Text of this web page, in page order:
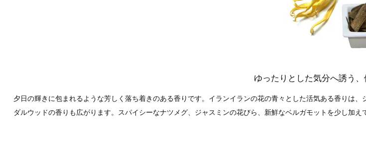
ゆったりとした気分へ誘う、
夕日の輝きに包まれるような芳しく落ち着きのある香りです。イランイランの花の青々とした活気ある香りは
ダルウッドの香りも広がります。スパイシーなナツメグ、ジャスミンの花びら、新鮮なベルガモットを少し加え